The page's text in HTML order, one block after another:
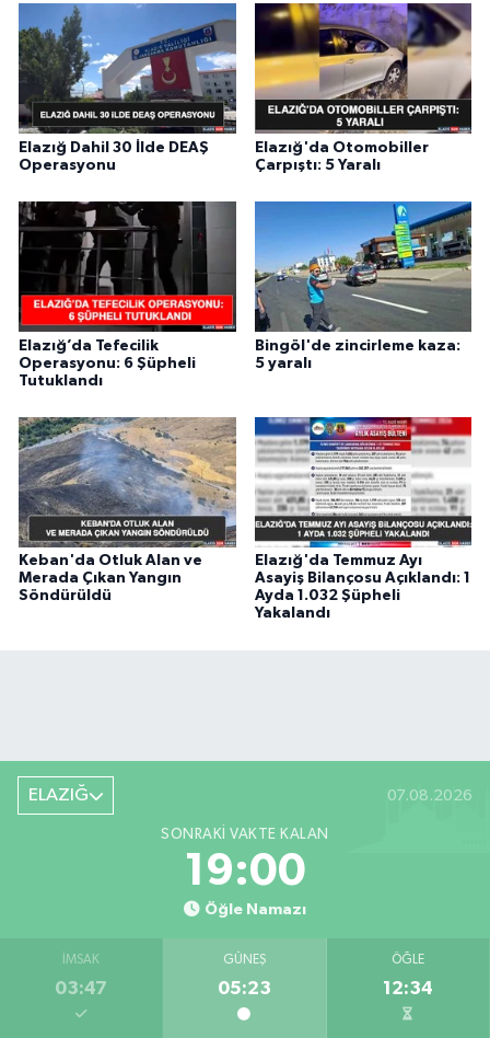
Elazığ Dahil 30 İlde DEAŞ
Operasyonu
Elazığ'da Otomobiller
Çarpıştı: 5 Yaralı
Elazığ’da Tefecilik
Operasyonu: 6 Şüpheli
Tutuklandı
Bingöl'de zincirleme kaza:
5 yaralı
Keban'da Otluk Alan ve
Merada Çıkan Yangın
Söndürüldü
Elazığ'da Temmuz Ayı
Asayiş Bilançosu Açıklandı: 1
Ayda 1.032 Şüpheli
Yakalandı
ELAZIĞ 07.08.2026
SONRAKI VAKTE KALAN
18:59
Öğle Namazı
İMSAK
03:47
GÜNEŞ
05:23
ÖĞLE
12:34